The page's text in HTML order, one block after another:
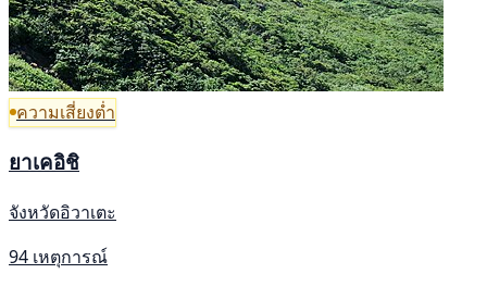
ความเสี่ยงต่ำ
ยาเคอิชิ
จังหวัดอิวาเตะ
94 เหตุการณ์